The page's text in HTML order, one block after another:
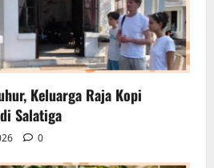
Keluarga Raja Kopi
Salatiga
0